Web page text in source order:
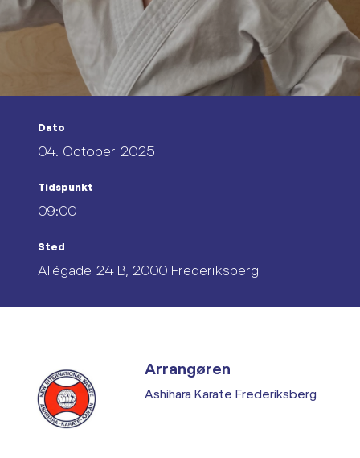
Dato
04. October 2025
Tidspunkt
09:00
Sted
Allégade 24 B, 2000 Frederiksberg
Arrangøren
Ashihara Karate Frederiksberg